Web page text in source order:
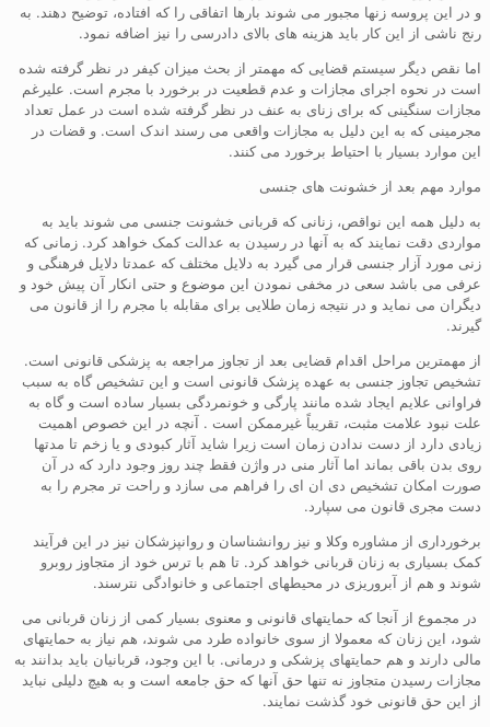
و در این پروسه زنها مجبور می شوند بارها اتفاقی را که افتاده، توضیح دهند. به
رنج ناشی از این کار باید هزینه های بالای دادرسی را نیز اضافه نمود.
اما نقص دیگر سیستم قضایی که مهمتر از بحث میزان کیفر در نظر گرفته شده
است در نحوه اجرای مجازات و عدم قطعیت در برخورد با مجرم است. علیرغم
مجازات سنگینی که برای زنای به عنف در نظر گرفته شده است در عمل تعداد
مجرمینی که به این دلیل به مجازات واقعی می رسند اندک است. و قضات در
این موارد بسیار با احتیاط برخورد می کنند.
موارد مهم بعد از خشونت های جنسی
به دلیل همه این نواقص، زنانی که قربانی خشونت جنسی می شوند باید به
مواردی دقت نمایند که به آنها در رسیدن به عدالت کمک خواهد کرد. زمانی که
زنی مورد آزار جنسی قرار می گیرد به دلایل مختلف که عمدتا دلایل فرهنگی و
عرفی می باشد سعی در مخفی نمودن این موضوع و حتی انکار آن پیش خود و
دیگران می نماید و در نتیجه زمان طلایی برای مقابله با مجرم را از قانون می
گیرند.
از مهمترین مراحل اقدام قضایی بعد از تجاوز مراجعه به پزشکی قانونی است.
تشخیص تجاوز جنسی به عهده پزشک قانونی است و این تشخیص گاه به سبب
فراوانی علایم ایجاد شده مانند پارگی و خونمردگی بسیار ساده است و گاه به
علت نبود علامت مثبت، تقریباً غیرممکن است . آنچه در این خصوص اهمیت
زیادی دارد از دست ندادن زمان است زیرا شاید آثار کبودی و یا زخم تا مدتها
روی بدن باقی بماند اما آثار منی در واژن فقط چند روز وجود دارد که در آن
صورت امکان تشخیص دی ان ای را فراهم می سازد و راحت تر مجرم را به
دست مجری قانون می سپارد.
برخورداری از مشاوره وکلا و نیز روانشناسان و روانپزشکان نیز در این فرآیند
کمک بسیاری به زنان قربانی خواهد کرد. تا هم با ترس خود از متجاوز روبرو
شوند و هم از آبروریزی در محیطهای اجتماعی و خانوادگی نترسند.
در مجموع از آنجا که حمایتهای قانونی و معنوی بسیار کمی از زنان قربانی می
شود، این زنان که معمولا از سوی خانواده طرد می شوند، هم نیاز به حمایتهای
مالی دارند و هم حمایتهای پزشکی و درمانی. با این وجود، قربانیان باید بدانند به
مجازات رسیدن متجاوز نه تنها حق آنها که حق جامعه است و به هیچ دلیلی نباید
از این حق قانونی خود گذشت نمایند.